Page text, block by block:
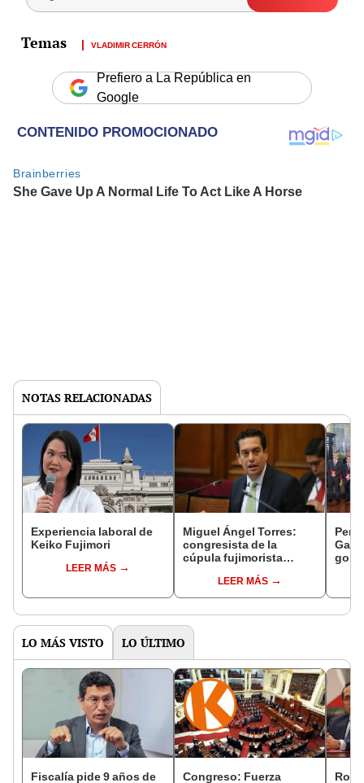
VLADIMIR CERRÓN
Prefiero a La República en
Google
NOTAS RELACIONADAS
Experiencia laboral de
Keiko Fujimori
LEER MÁS
Miguel Ángel Torres:
congresista de la
cúpula fujimorista
del SenadoLEER MÁS
LO MÁS VISTO LO ÚLTIMO
Fiscalía pide 9 años de
Congreso: Fuerza